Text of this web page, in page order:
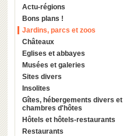
Actu-régions
Bons plans !
Jardins, parcs et zoos
Châteaux
Eglises et abbayes
Musées et galeries
Sites divers
Insolites
Gîtes, hébergements divers et
chambres d'hôtes
Hôtels et hôtels-restaurants
Restaurants